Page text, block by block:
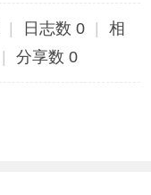
| 日志数 0 |
相
| 分享数 0